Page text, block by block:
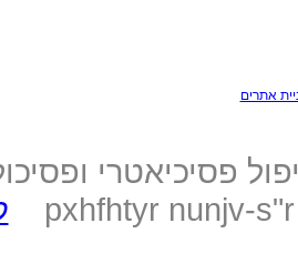
אתרים
פסיכיאטרי
pxhfhtyr nunjv-